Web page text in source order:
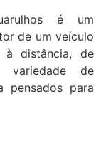
é um
de um veículo
à distância, de
de
pensados para